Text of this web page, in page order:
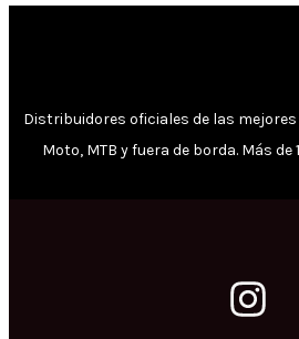
Distribuidores oficiales de las
Moto, MTB y fuera de borda. Más de